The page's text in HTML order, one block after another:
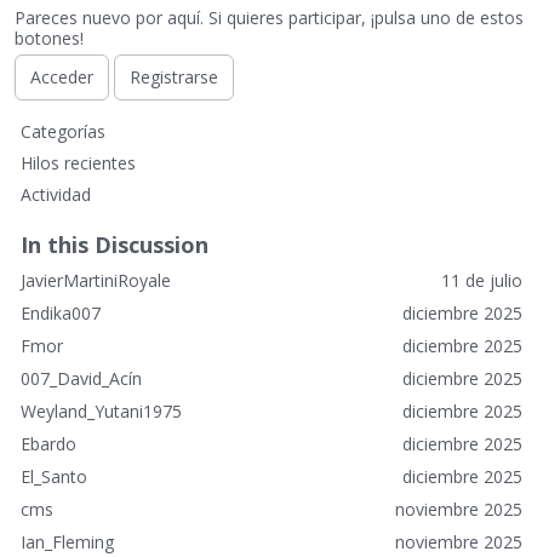
Pareces nuevo por aquí. Si quieres participar, ¡pulsa uno de estos
botones!
Acceder
Registrarse
E
n
a
c
e
s
r
á
p
d
o
s
Categorías
Hilos recientes
Actividad
In this Discussion
11 de julio
JavierMartiniRoyale
diciembre 2025
Endika007
diciembre 2025
Fmor
diciembre 2025
007_David_Acín
diciembre 2025
Weyland_Yutani1975
diciembre 2025
Ebardo
diciembre 2025
El_Santo
noviembre 2025
cms
noviembre 2025
Ian_Fleming